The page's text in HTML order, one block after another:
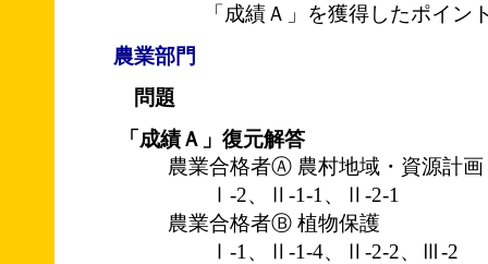
「成績Ａ」を獲得したポイン
農業部門
問題
「成績Ａ」復元解答
農業合格者Ⓐ 農村地域・資源計画
Ⅰ-2、Ⅱ-1-1、Ⅱ-2-1
農業合格者Ⓑ 植物保護
Ⅰ-1、Ⅱ-1-4、Ⅱ-2-2、Ⅲ-2